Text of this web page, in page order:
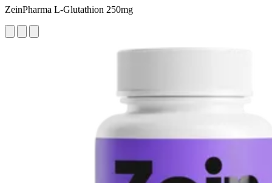
ZeinPharma L-Glutathion 250mg